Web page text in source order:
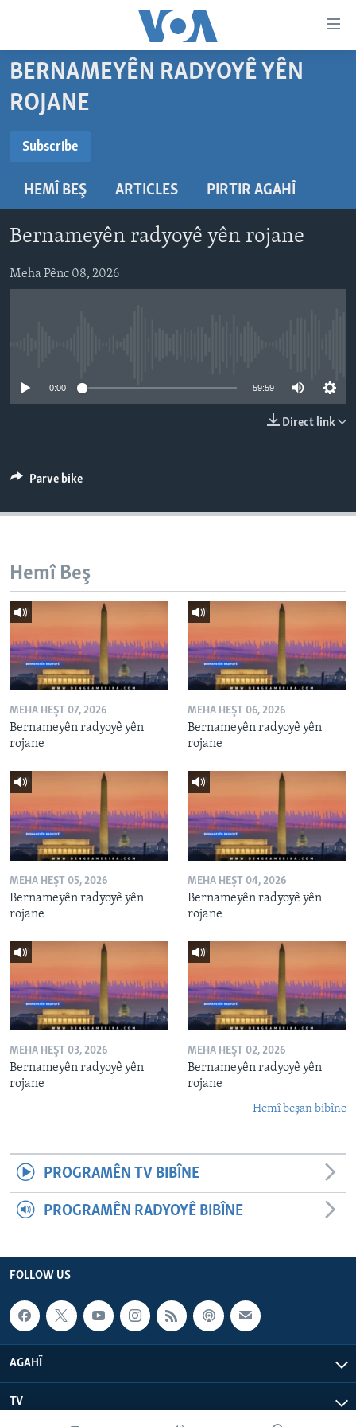
Yekser
here
naveroka
Yekser
Malpera
here
NÛÇE
VÎDYO GALERÎ
HERÊMÊN KURDAN
TIRKÎYE
SÛRÎYE
ÎRAN
SERNIVÎS
Learning English
FOLLOW US
Zimanên Din
BERNAMEYÊN RADYOYÊ YÊN
ROJANE
Subscribe
Navê xwe tomar
HEMÎ BEŞ ARTICLES PIRTIR AGAHÎ
Bernameyên radyoyê yên rojane
Meha Pênc 08, 2026
0:00 59:59
Direct link
Parve bike
Hemî Beş
MEHA HEŞT 07, 2026
Bernameyên radyoyê yên
rojane
MEHA HEŞT 06, 2026
Bernameyên radyoyê yên
rojane
MEHA HEŞT 05, 2026
Bernameyên radyoyê yên
rojane
MEHA HEŞT 04, 2026
Bernameyên radyoyê yên
rojane
MEHA HEŞT 03, 2026
Bernameyên radyoyê yên
rojane
MEHA HEŞT 02, 2026
Bernameyên radyoyê yên
rojane
Hemî beşan bibîne
PROGRAMÊN TV BIBÎNE
PROGRAMÊN RADYOYÊ BIBÎNE
FOLLOW US
AGAHÎ
TV